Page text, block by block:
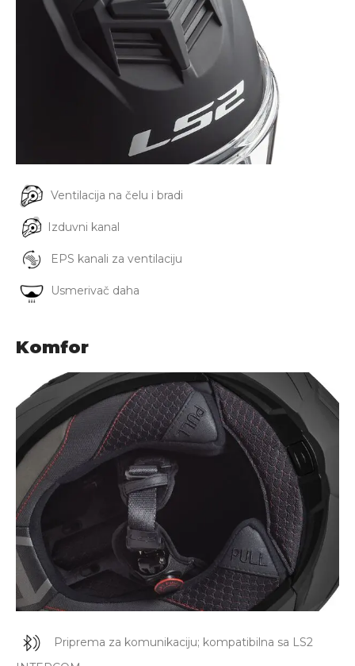
Ventilacija na čelu i bradi
Izduvni kanal
EPS kanali za ventilaciju
Usmerivač daha
Komfor
Priprema za komunikaciju; kompatibilna sa LS2